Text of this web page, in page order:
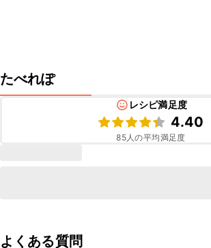
たべれぽ
レシピ満足度
4.40
85人の平均満足度
よくある質問